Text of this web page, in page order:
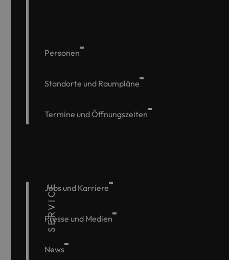
Personen
Standorte und Raumpläne
Termine und Öffnungszeiten
SERVICE
Jobs und Karriere
Presse und Medien
News